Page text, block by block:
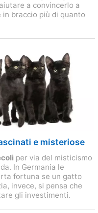
a convincerlo a
braccio più di quanto
e misteriose
per via del misticismo
In Germania le
fortuna se un gatto
invece, si pensa che
gli investimenti.